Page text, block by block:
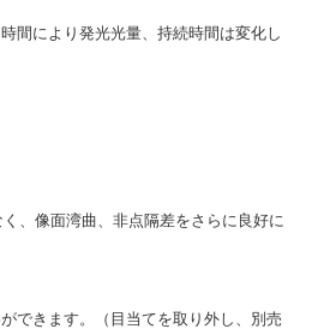
間により発光光量、持続時間は変化し
、像面湾曲、非点隔差をさらに良好に
できます。（目当てを取り外し、別売